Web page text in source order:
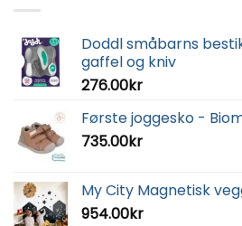
Doddl småbarns
gaffel og kniv
276.00kr
Første joggesko -
735.00kr
My City Magnetisk
954.00kr